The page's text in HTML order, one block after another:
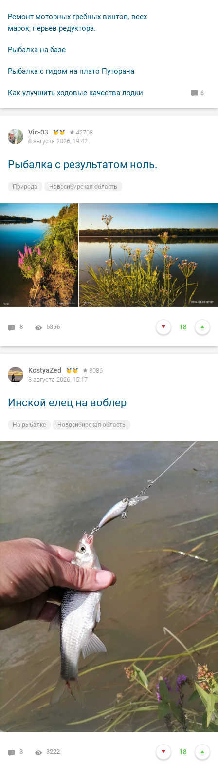
Ремонт моторных гребных винтов, всех
марок, перьев редуктора.
Рыбалка на базе
Рыбалка с гидом на плато Путорана
Как улучшить ходовые качества лодки 6
Vic-03
42708
8 августа 2026, 19:42
Рыбалка с результатом ноль.
Природа Новосибирская область
8 5356 18
KostyaZed
8086
8 августа 2026, 15:17
Инской елец на воблер
На рыбалке Новосибирская область
3 3222 18